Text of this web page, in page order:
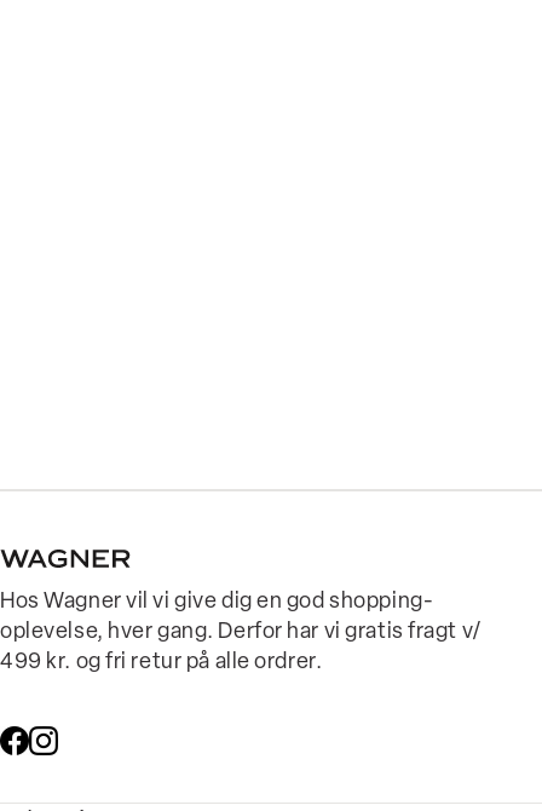
Hos Wagner vil vi give dig en god shopping-
oplevelse, hver gang. Derfor har vi gratis fragt v/
499 kr. og fri retur på alle ordrer.